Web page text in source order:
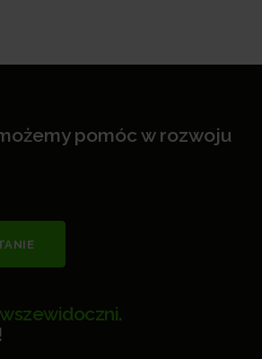
pomóc w rozwoju